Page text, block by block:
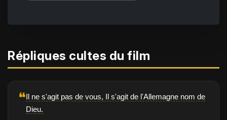
Répliques cultes du film
❝Il ne s'agit pas de vous, Il s'agit de l'Allemagne nom de
Dieu.